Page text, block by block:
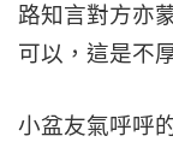
路知言對方亦
可以，這是不
小盆友氣呼呼